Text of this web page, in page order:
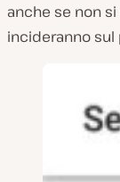
anche se non
incideranno sul